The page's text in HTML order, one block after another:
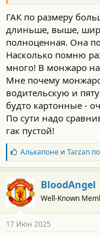
ГАК по размеру
длиньше, выше,
полноценная. Она
Насколько помню
много! В монжаро
Мне почему
водительскую и
будто картонные -
По сути надо
гак пустой!
Б
л
а
г
о
д
а
н
Алькапонеи Tarzan
BloodAngel
Well-Known
17 Июн 2025